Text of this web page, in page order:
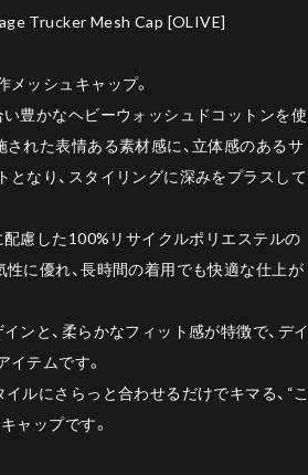
Trucker Mesh Cap [OLIVE]
ッシュキャップ。
い豊かなヘビーウォッシュドコットンを使
された表情ある素材感に、立体感のあるサ
となり、スタイリングに深みをプラスして
配慮した100%リサイクルポリエステルの
性に優れ、長時間の着用でも快適な仕上が
ンと、柔らかなフィット感が特徴で、デイ
イテムです。
ルにさらっと合わせるだけでキマる、“こ
ャップです。